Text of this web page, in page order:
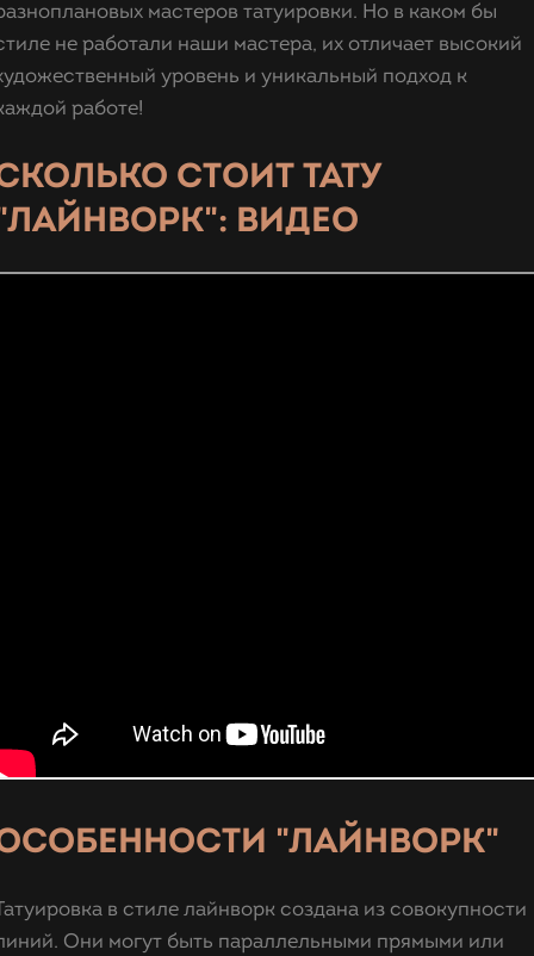
мастеров татуировки. Но в каком бы
не работали наши мастера, их отличает высокий
уровень и уникальный подход к
работе!
СТОИТ ТАТУ
ВИДЕО
"ЛАЙНВОРК"
в стиле лайнворк создана из совокупности
Они могут быть параллельными прямыми или